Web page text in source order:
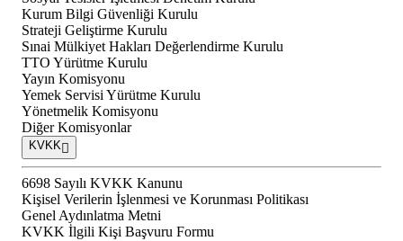
Kurum Bilgi Güvenliği Kurulu
Strateji Geliştirme Kurulu
Sınai Mülkiyet Hakları Değerlendirme Kurulu
TTO Yürütme Kurulu
Yayın Komisyonu
Yemek Servisi Yürütme Kurulu
Yönetmelik Komisyonu
Diğer Komisyonlar
KVKK
6698 Sayılı KVKK Kanunu
Kişisel Verilerin İşlenmesi ve Korunması Politikası
Genel Aydınlatma Metni
KVKK İlgili Kişi Başvuru Formu